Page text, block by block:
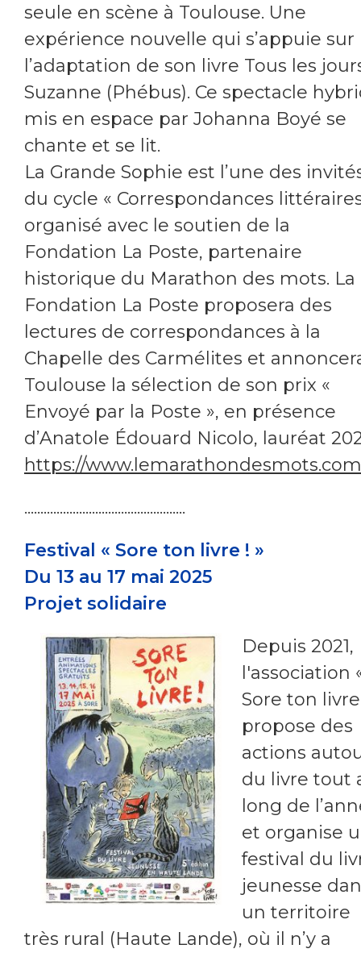
seule en scène à Toulouse. Une
expérience nouvelle qui s’appuie sur
l’adaptation de son livre Tous les
Suzanne (Phébus). Ce spectacle
mis en espace par Johanna Boyé se
chante et se lit.
La Grande Sophie est l’une des
du cycle « Correspondances
organisé avec le soutien de la
Fondation La Poste, partenaire
historique du Marathon des mots. La
Fondation La Poste proposera des
lectures de correspondances à la
Chapelle des Carmélites et
Toulouse la sélection de son prix «
Envoyé par la Poste », en présence
d’Anatole Édouard Nicolo, lauréat
https://
..................................................
Festival « Sore ton livre ! »
Du 13 au 17 mai 2025
Projet solidaire
Depuis 2021,
l'association
Sore ton
propose des
actions
du livre tout
long de
et organise
festival du
jeunesse
un territoire
très rural (Haute Lande), où il n’y a